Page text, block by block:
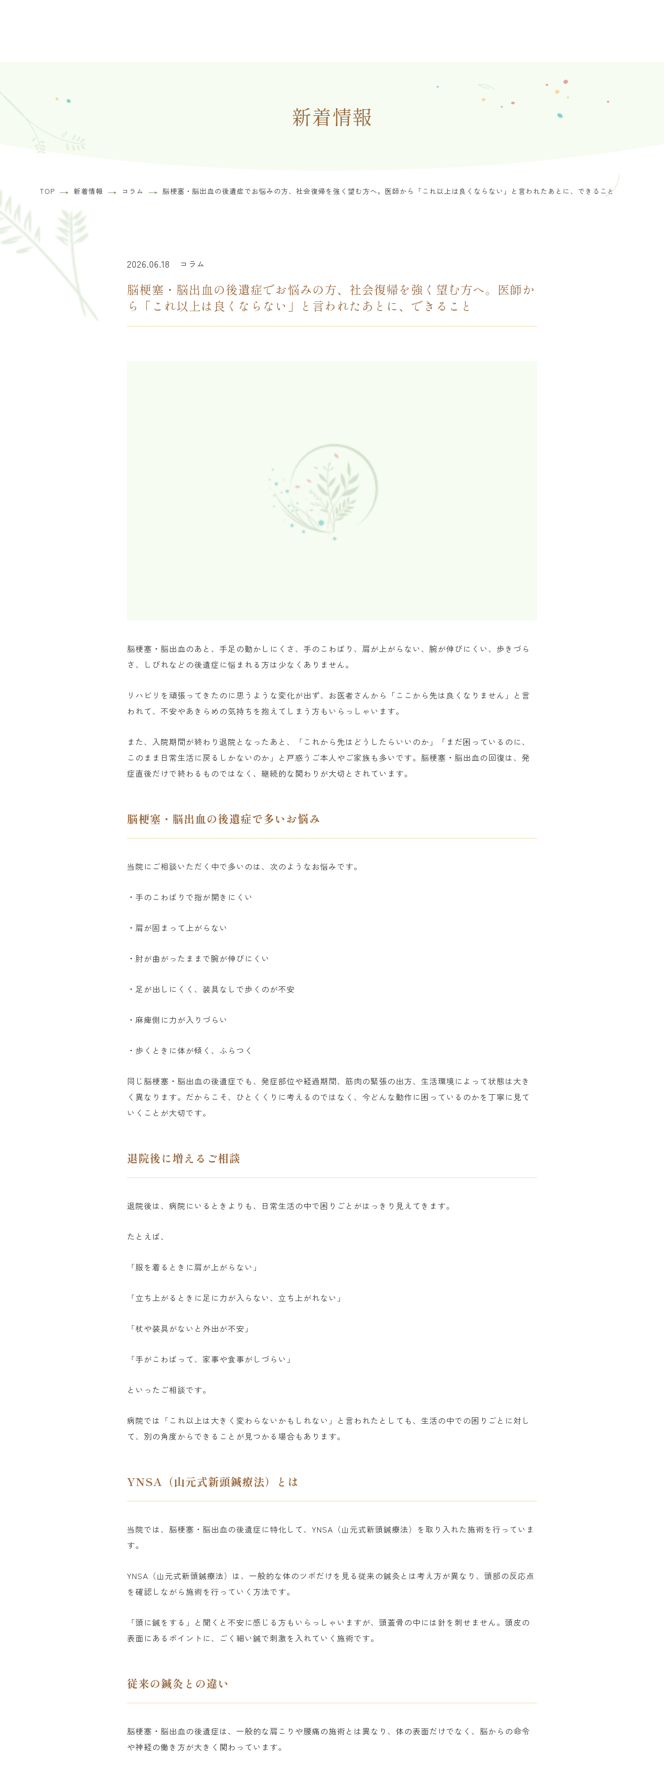
新着情報
TOP 新着情報 コラム 脳梗塞・脳出血の後遺症でお悩みの方、社会復帰を強く望む方へ。医師から「これ以上は良くならない」と言われたあとに、できること
2026.06.18 コラム
脳梗塞・脳出血の後遺症でお悩みの方、社会復帰を強く望む方へ。医師か
ら「これ以上は良くならない」と言われたあとに、できること
脳梗塞・脳出血のあと、手足の動かしにくさ、手のこわばり、肩が上がらない、腕が伸びにくい、歩きづら
さ、しびれなどの後遺症に悩まれる方は少なくありません。
リハビリを頑張ってきたのに思うような変化が出ず、お医者さんから「ここから先は良くなりません」と言
われて、不安やあきらめの気持ちを抱えてしまう方もいらっしゃいます。
また、入院期間が終わり退院となったあと、「これから先はどうしたらいいのか」「まだ困っているのに、
このまま日常生活に戻るしかないのか」と戸惑うご本人やご家族も多いです。脳梗塞・脳出血の回復は、発
症直後だけで終わるものではなく、継続的な関わりが大切とされています。
脳梗塞・脳出血の後遺症で多いお悩み
当院にご相談いただく中で多いのは、次のようなお悩みです。
・手のこわばりで指が開きにくい
・肩が固まって上がらない
・肘が曲がったままで腕が伸びにくい
・足が出しにくく、装具なしで歩くのが不安
・麻痺側に力が入りづらい
・歩くときに体が傾く、ふらつく
同じ脳梗塞・脳出血の後遺症でも、発症部位や経過期間、筋肉の緊張の出方、生活環境によって状態は大き
く異なります。だからこそ、ひとくくりに考えるのではなく、今どんな動作に困っているのかを丁寧に見て
いくことが大切です。
退院後に増えるご相談
退院後は、病院にいるときよりも、日常生活の中で困りごとがはっきり見えてきます。
たとえば、
「服を着るときに肩が上がらない」
「立ち上がるときに足に力が入らない、立ち上がれない」
「杖や装具がないと外出が不安」
「手がこわばって、家事や食事がしづらい」
といったご相談です。
病院では「これ以上は大きく変わらないかもしれない」と言われたとしても、生活の中での困りごとに対し
て、別の角度からできることが見つかる場合もあります。
YNSA（山元式新頭鍼療法）とは
当院では、脳梗塞・脳出血の後遺症に特化して、YNSA（山元式新頭鍼療法）を取り入れた施術を行っていま
す。
YNSA（山元式新頭鍼療法）は、一般的な体のツボだけを見る従来の鍼灸とは考え方が異なり、頭部の反応点
を確認しながら施術を行っていく方法です。
「頭に鍼をする」と聞くと不安に感じる方もいらっしゃいますが、頭蓋骨の中には針を刺せません。頭皮の
表面にあるポイントに、ごく細い鍼で刺激を入れていく施術です。
従来の鍼灸との違い
脳梗塞・脳出血の後遺症は、一般的な肩こりや腰痛の施術とは異なり、体の表面だけでなく、脳からの命令
や神経の働き方が大きく関わっています。